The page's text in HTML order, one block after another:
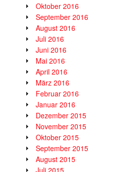
Oktober 2016
September 2016
August 2016
Juli 2016
Juni 2016
Mai 2016
April 2016
März 2016
Februar 2016
Januar 2016
Dezember 2015
November 2015
Oktober 2015
September 2015
August 2015